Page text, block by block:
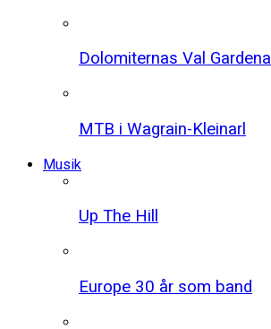
Dolomiternas Val Gardena
MTB i Wagrain-Kleinarl
Musik
Up The Hill
Europe 30 år som band